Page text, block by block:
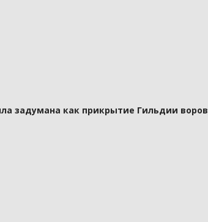
задумана как прикрытие Гильдии воров